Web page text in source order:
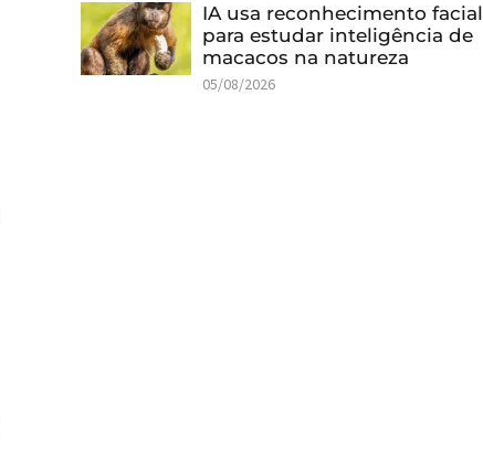
IA usa reconhecimento facial
para estudar inteligência de
macacos na natureza
05/08/2026